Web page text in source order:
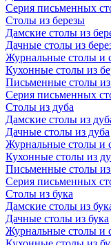
Серия письменных
Столы из березы
Дамские столы из
Дачные столы из
Журнальные столы и
Кухонные столы из
Письменные столы из
Серия письменных
Столы из дуба
Дамские столы из
Дачные столы из дуба
Журнальные столы и
Кухонные столы из
Письменные столы из
Серия письменных
Столы из бука
Дамские столы из
Дачные столы из бука
Журнальные столы и